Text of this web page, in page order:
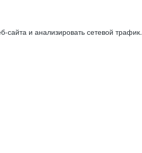
и анализировать сетевой трафик.